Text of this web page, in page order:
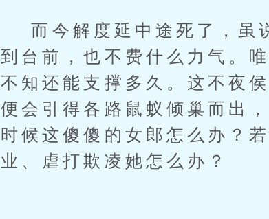
而今解度延中途死了，虽
到台前，也不费什么力气。
不知还能支撑多久。这不夜
便会引得各路鼠蚁倾巢而出
时候这傻傻的女郎怎么办？
业、虐打欺凌她怎么办？